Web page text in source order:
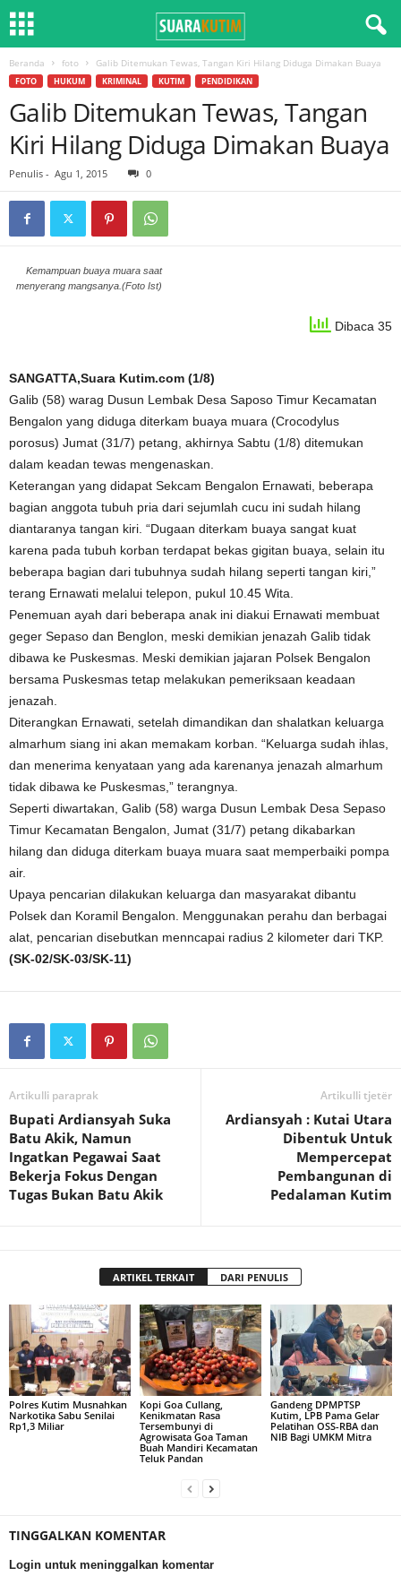
Beranda foto Galib Ditemukan Tewas, Tangan Kiri Hilang Diduga Dimakan Buaya
FOTO HUKUM KRIMINAL KUTIM PENDIDIKAN
Galib Ditemukan Tewas, Tangan
Kiri Hilang Diduga Dimakan Buaya
Penulis - Agu 1, 2015 0
Kemampuan buaya muara saat
menyerang mangsanya.(Foto Ist)
Dibaca 35
SANGATTA,Suara Kutim.com (1/8)
Galib (58) warag Dusun Lembak Desa Saposo Timur Kecamatan
Bengalon yang diduga diterkam buaya muara (Crocodylus
porosus) Jumat (31/7) petang, akhirnya Sabtu (1/8) ditemukan
dalam keadan tewas mengenaskan.
Keterangan yang didapat Sekcam Bengalon Ernawati, beberapa
bagian anggota tubuh pria dari sejumlah cucu ini sudah hilang
diantaranya tangan kiri. “Dugaan diterkam buaya sangat kuat
karena pada tubuh korban terdapat bekas gigitan buaya, selain itu
beberapa bagian dari tubuhnya sudah hilang seperti tangan kiri,”
terang Ernawati melalui telepon, pukul 10.45 Wita.
Penemuan ayah dari beberapa anak ini diakui Ernawati membuat
geger Sepaso dan Benglon, meski demikian jenazah Galib tidak
dibawa ke Puskesmas. Meski demikian jajaran Polsek Bengalon
bersama Puskesmas tetap melakukan pemeriksaan keadaan
jenazah.
Diterangkan Ernawati, setelah dimandikan dan shalatkan keluarga
almarhum siang ini akan memakam korban. “Keluarga sudah ihlas,
dan menerima kenyataan yang ada karenanya jenazah almarhum
tidak dibawa ke Puskesmas,” terangnya.
Seperti diwartakan, Galib (58) warga Dusun Lembak Desa Sepaso
Timur Kecamatan Bengalon, Jumat (31/7) petang dikabarkan
hilang dan diduga diterkam buaya muara saat memperbaiki pompa
air.
Upaya pencarian dilakukan keluarga dan masyarakat dibantu
Polsek dan Koramil Bengalon. Menggunakan perahu dan berbagai
alat, pencarian disebutkan menncapai radius 2 kilometer dari TKP.
(SK-02/SK-03/SK-11)
Artikulli paraprak
Bupati Ardiansyah Suka
Batu Akik, Namun
Ingatkan Pegawai Saat
Bekerja Fokus Dengan
Tugas Bukan Batu Akik
Artikulli tjetër
Ardiansyah : Kutai Utara
Dibentuk Untuk
Mempercepat
Pembangunan di
Pedalaman Kutim
ARTIKEL TERKAIT DARI PENULIS
Polres Kutim Musnahkan
Narkotika Sabu Senilai
Rp1,3 Miliar
Kopi Goa Cullang,
Kenikmatan Rasa
Tersembunyi di
Agrowisata Goa Taman
Buah Mandiri Kecamatan
Teluk Pandan
Gandeng DPMPTSP
Kutim, LPB Pama Gelar
Pelatihan OSS-RBA dan
NIB Bagi UMKM Mitra
TINGGALKAN KOMENTAR
Login untuk meninggalkan komentar